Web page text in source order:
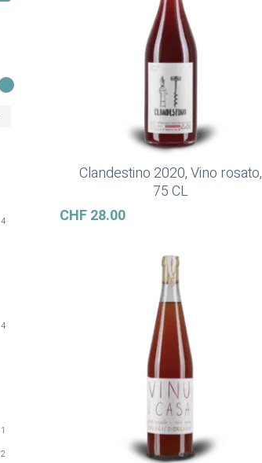
4
4
1
2
Ajouter Au Panier
Clandestino 2020, Vino rosato,
75 CL
CHF28.00